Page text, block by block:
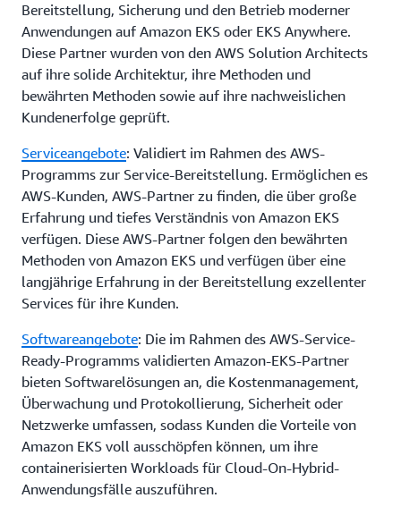
Bereitstellung, Sicherung und den Betrieb moderner
Anwendungen auf Amazon EKS oder EKS Anywhere.
Diese Partner wurden von den AWS Solution Architects
auf ihre solide Architektur, ihre Methoden und
bewährten Methoden sowie auf ihre nachweislichen
Kundenerfolge geprüft.
Serviceangebote: Validiert im Rahmen des AWS-
Programms zur Service-Bereitstellung. Ermöglichen es
AWS-Kunden, AWS-Partner zu finden, die über große
Erfahrung und tiefes Verständnis von Amazon EKS
verfügen. Diese AWS-Partner folgen den bewährten
Methoden von Amazon EKS und verfügen über eine
langjährige Erfahrung in der Bereitstellung exzellenter
Services für ihre Kunden.
Softwareangebote: Die im Rahmen des AWS-Service-
Ready-Programms validierten Amazon-EKS-Partner
bieten Softwarelösungen an, die Kostenmanagement,
Überwachung und Protokollierung, Sicherheit oder
Netzwerke umfassen, sodass Kunden die Vorteile von
Amazon EKS voll ausschöpfen können, um ihre
containerisierten Workloads für Cloud-On-Hybrid-
Anwendungsfälle auszuführen.